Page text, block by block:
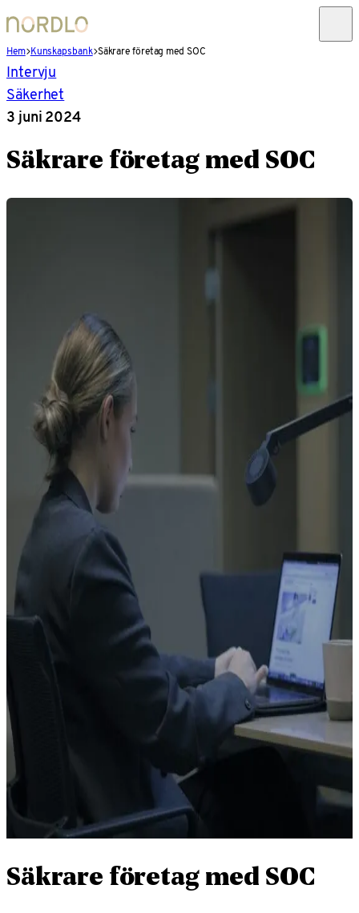
Hem Kunskapsbank Säkrare företag med SOC
Intervju
Säkerhet
3 juni 2024
Säkrare företag med SOC
Säkrare företag med SOC